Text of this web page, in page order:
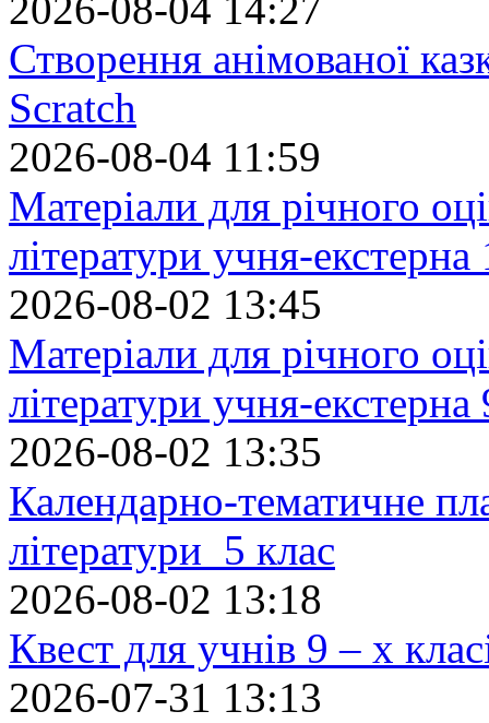
2026-08-04 14:27
Створення анімованої
Scratch
2026-08-04 11:59
Матеріали для річного
літератури учня-екстерна
2026-08-02 13:45
Матеріали для річного
літератури учня-екстерна
2026-08-02 13:35
Календарно-тематичне
літератури 5 клас
2026-08-02 13:18
Квест для учнів 9 – х
2026-07-31 13:13